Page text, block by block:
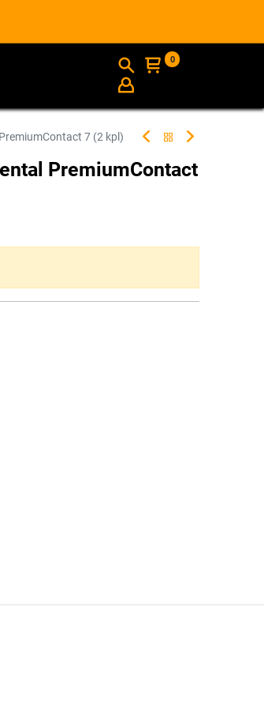
INFO
0
7 (2 kpl)
PremiumContact